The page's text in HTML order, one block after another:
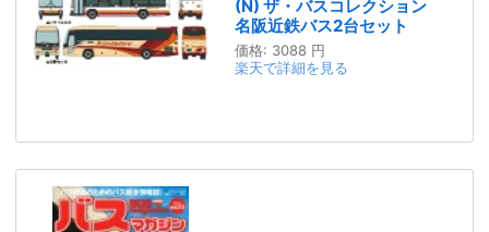
(N) ザ・バスコレクション
名阪近鉄バス2台セット
価格: 3088 円
楽天で詳細を見る